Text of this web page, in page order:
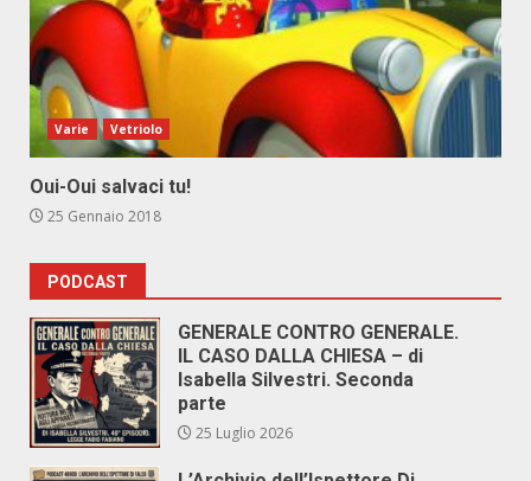
Varie Vetriolo
Oui-Oui salvaci tu!
25 Gennaio 2018
PODCAST
GENERALE CONTRO GENERALE.
IL CASO DALLA CHIESA – di
Isabella Silvestri. Seconda
parte
25 Luglio 2026